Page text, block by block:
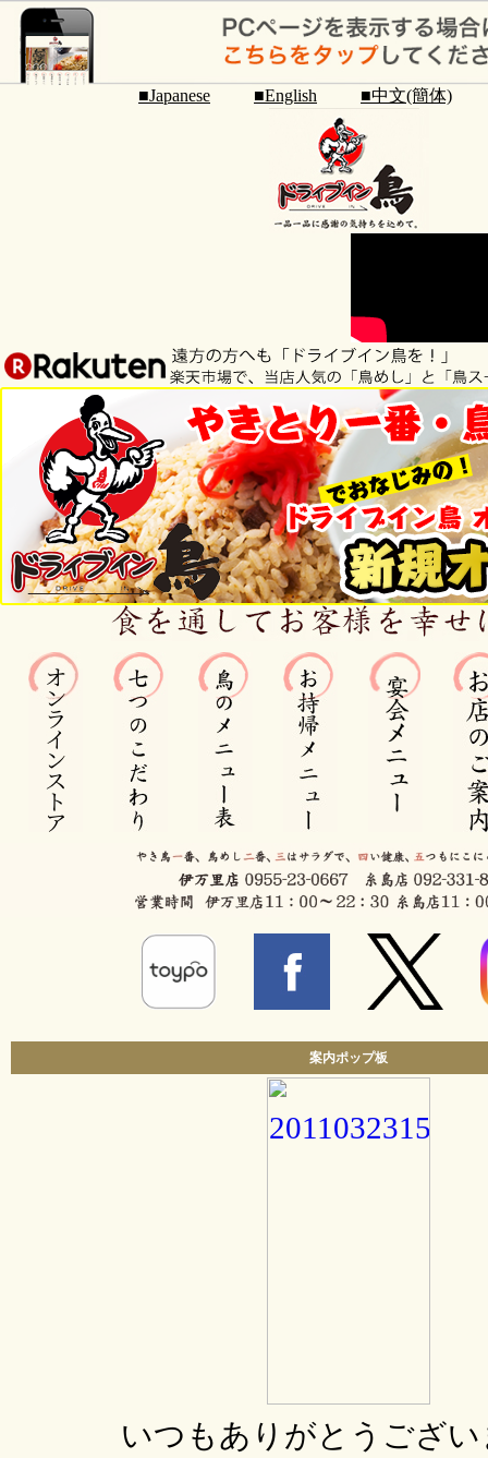
■Japanese ■English ■中文(簡体)
案内ポップ板
いつもありがとうござい